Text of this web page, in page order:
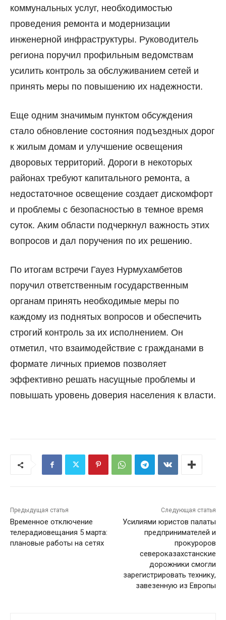
коммунальных услуг, необходимостью
проведения ремонта и модернизации
инженерной инфраструктуры. Руководитель
региона поручил профильным ведомствам
усилить контроль за обслуживанием сетей и
принять меры по повышению их надежности.
Еще одним значимым пунктом обсуждения
стало обновление состояния подъездных дорог
к жилым домам и улучшение освещения
дворовых территорий. Дороги в некоторых
районах требуют капитального ремонта, а
недостаточное освещение создает дискомфорт
и проблемы с безопасностью в темное время
суток. Аким области подчеркнул важность этих
вопросов и дал поручения по их решению.
По итогам встречи Гауез Нурмухамбетов
поручил ответственным государственным
органам принять необходимые меры по
каждому из поднятых вопросов и обеспечить
строгий контроль за их исполнением. Он
отметил, что взаимодействие с гражданами в
формате личных приемов позволяет
эффективно решать насущные проблемы и
повышать уровень доверия населения к власти.
Предыдущая статья
Временное отключение
телерадиовещания 5 марта:
плановые работы на сетях
Следующая статья
Усилиями юристов палаты
предпринимателей и
прокуроров
североказахстанские
дорожники смогли
зарегистрировать технику,
завезенную из Европы